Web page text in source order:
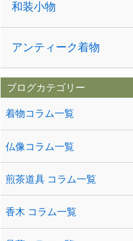
和装小物
アンティーク着物
ブログカテゴリー
着物コラム一覧
仏像コラム一覧
煎茶道具 コラム一覧
香木 コラム一覧